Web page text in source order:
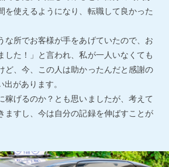
を使えるようになり、転職して良かった
な所でお客様が手をあげていたので、お
した！」と言われ、私が一人いなくても
ど、今、この人は助かったんだと感謝の
があります。
稼げるのか？とも思いましたが、考えて
ますし、今は自分の記録を伸ばすことが